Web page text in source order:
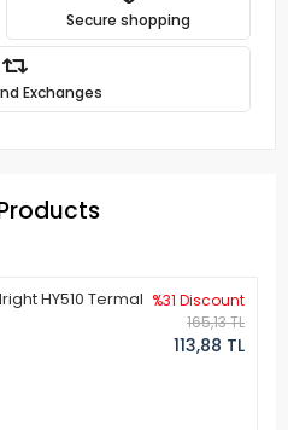
Secure shopping
Exchanges
HY510 Termal %31 Discount
165,13 TL
113,88 TL